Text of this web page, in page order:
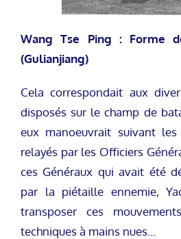
Wang Tse Ping : Forme
(Gulianjiang)
Cela correspondait aux
disposés sur le champ de
eux manoeuvrait suivant
relayés par les Officiers
ces Généraux qui avait été
par la piétaille ennemie,
transposer ces
techniques à mains nues…